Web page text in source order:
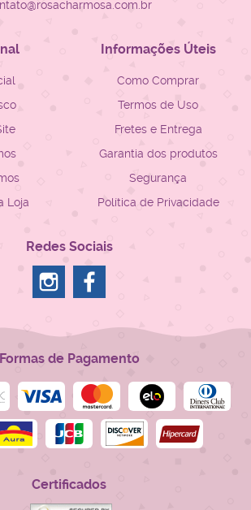
Loja
Informações Úteis
Como Comprar
Termos de Uso
Fretes e Entrega
Garantia dos produtos
Segurança
Política de Privacidade
Redes Sociais
Formas de Pagamento
Certificados